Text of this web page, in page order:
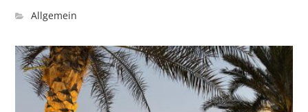
Allgemein